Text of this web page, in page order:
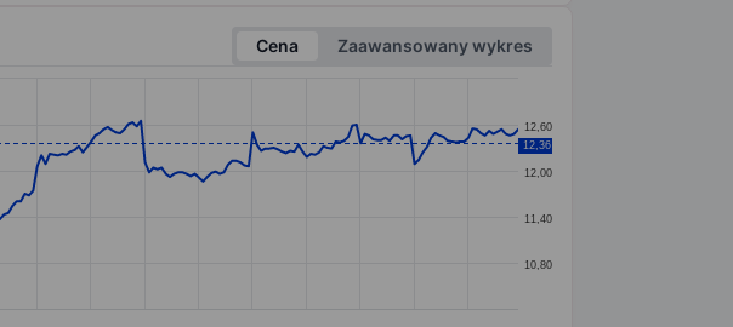
Cena
Zaawansowany wykres
10,80
11,40
12,00
12,60
12,36